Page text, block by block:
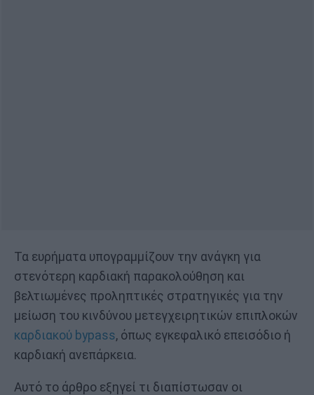
Τα ευρήματα υπογραμμίζουν την ανάγκη για
στενότερη καρδιακή παρακολούθηση και
βελτιωμένες προληπτικές στρατηγικές για την
μείωση του κινδύνου μετεγχειρητικών επιπλοκών
καρδιακού bypass, όπως εγκεφαλικό επεισόδιο ή
καρδιακή ανεπάρκεια.
Αυτό το άρθρο εξηγεί τι διαπίστωσαν οι